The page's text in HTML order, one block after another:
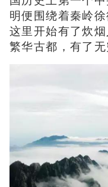
明便围绕着秦岭
这里开始有了炊
繁华古都，有了